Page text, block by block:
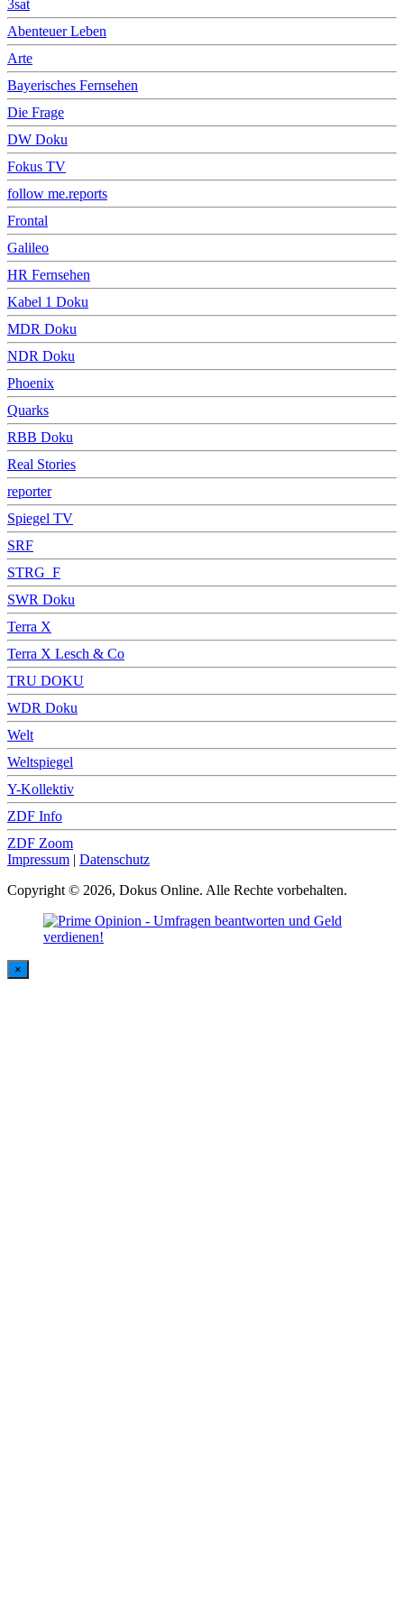
3sat
Abenteuer Leben
Arte
Bayerisches Fernsehen
Die Frage
DW Doku
Fokus TV
follow me.reports
Frontal
Galileo
HR Fernsehen
Kabel 1 Doku
MDR Doku
NDR Doku
Phoenix
Quarks
RBB Doku
Real Stories
reporter
Spiegel TV
SRF
STRG_F
SWR Doku
Terra X
Terra X Lesch & Co
TRU DOKU
WDR Doku
Welt
Weltspiegel
Y-Kollektiv
ZDF Info
ZDF Zoom
Impressum | Datenschutz
Copyright © 2026, Dokus Online. Alle Rechte vorbehalten.
×